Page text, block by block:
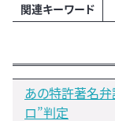
関連キーワード
あの特許著名
ロ”判定